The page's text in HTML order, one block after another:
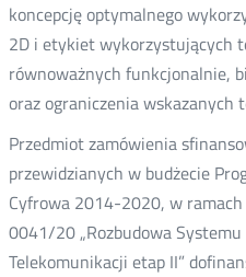
koncepcję optymalnego
2D i etykiet wykorzystujących
równoważnych funkcjonalnie,
oraz ograniczenia wskazanych
Przedmiot zamówienia
przewidzianych w budżecie
Cyfrowa 2014-2020, w
0041/20 „Rozbudowa
Telekomunikacji etap II”